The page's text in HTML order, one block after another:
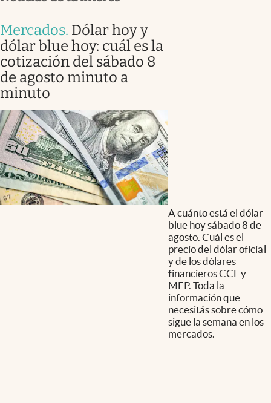
Mercados. Dólar hoy y
dólar blue hoy: cuál es la
cotización del sábado 8
de agosto minuto a
minuto
A cuánto está el dólar
blue hoy sábado 8 de
agosto. Cuál es el
precio del dólar oficial
y de los dólares
financieros CCL y
MEP. Toda la
información que
necesitás sobre cómo
sigue la semana en los
mercados.